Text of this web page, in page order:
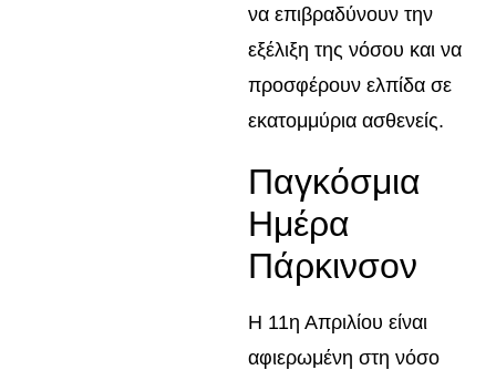
να επιβραδύνουν την
εξέλιξη της νόσου και να
προσφέρουν ελπίδα σε
εκατομμύρια ασθενείς.
Παγκόσμια
Ημέρα
Πάρκινσον
Η 11η Απριλίου είναι
αφιερωμένη στη νόσο